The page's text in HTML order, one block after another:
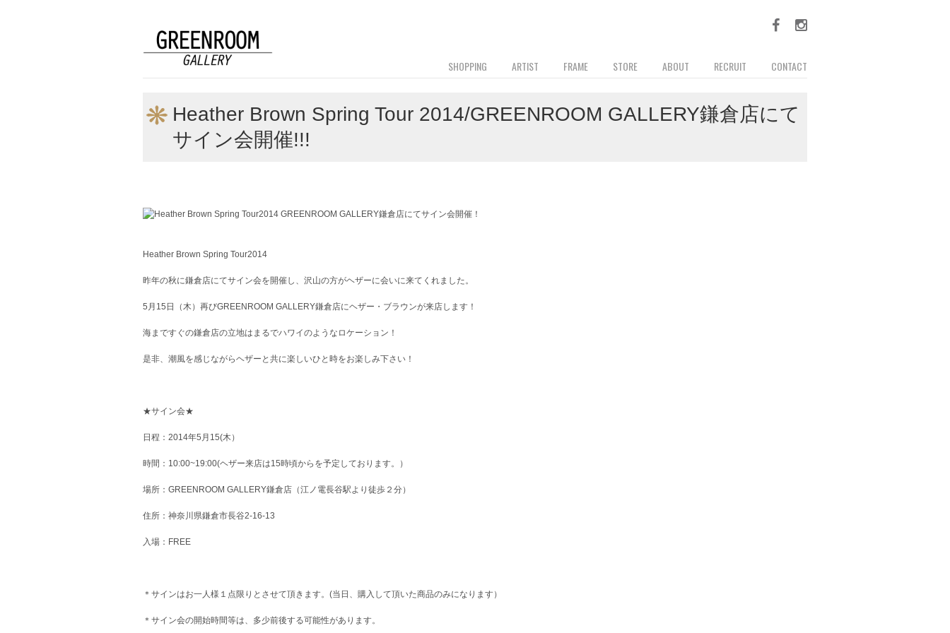
SHOPPING ARTIST FRAME STORE ABOUT RECRUIT CONTACT
Heather Brown Spring Tour 2014/GREENROOM GALLERY鎌倉店にて
サイン会開催!!!
Heather Brown Spring Tour2014
昨年の秋に鎌倉店にてサイン会を開催し、沢山の方がヘザーに会いに来てくれました。
5月15日（木）再びGREENROOM GALLERY鎌倉店にヘザー・ブラウンが来店します！
海まですぐの鎌倉店の立地はまるでハワイのようなロケーション！
是非、潮風を感じながらヘザーと共に楽しいひと時をお楽しみ下さい！
★サイン会★
日程：2014年5月15(木）
時間：10:00~19:00(ヘザー来店は15時頃からを予定しております。）
場所：GREENROOM GALLERY鎌倉店（江ノ電長谷駅より徒歩２分）
住所：神奈川県鎌倉市長谷2-16-13
入場：FREE
＊サインはお一人様１点限りとさせて頂きます。(当日、購入して頂いた商品のみになります）
＊サイン会の開始時間等は、多少前後する可能性があります。